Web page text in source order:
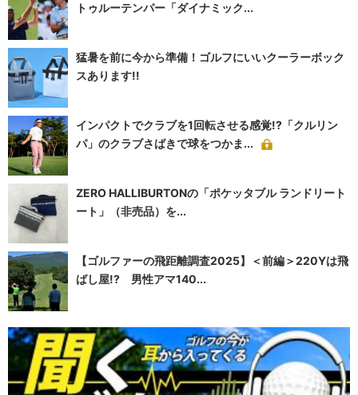
トゥルーテンパー「ダイナミック...
猛暑を前に今から準備！ゴルフにいいクーラーボック
スあります!!
インパクトでクラブを1回転させる感覚!?「クルリン
パ」のクラブさばきで球をつかま...
ZERO HALLIBURTONの「ポケッタブル ランドリート
ート」（非売品）を...
【ゴルファーの飛距離調査2025】＜前編＞220Yは飛
ばし屋!? 男性アマ140...